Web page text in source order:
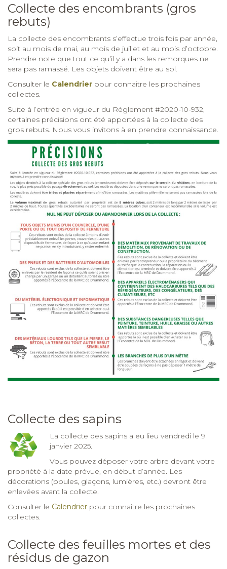
Collecte des encombrants (gros
rebuts)
La collecte des encombrants s’effectue trois fois par année,
soit au mois de mai, au mois de juillet et au mois d’octobre.
Prendre note que tout ce qu’il y a dans les remorques ne
sera pas ramassé. Les objets doivent être au sol.
Consulter le Calendrier pour connaitre les prochaines
collectes.
Suite à l’entrée en vigueur du Règlement #2020-10-932,
certaines précisions ont été apportées à la collecte des
gros rebuts. Nous vous invitons à en prendre connaissance.
Collecte des sapins
La collecte des sapins a eu lieu vendredi le 9
janvier 2025.
Vous pouvez déposer votre arbre devant votre
propriété à la date prévue, en début d’année. Les
décorations (boules, glaçons, lumières, etc.) devront être
enlevées avant la collecte.
Consulter le Calendrier pour connaitre les prochaines
collectes.
Collecte des feuilles mortes et des
résidus de gazon